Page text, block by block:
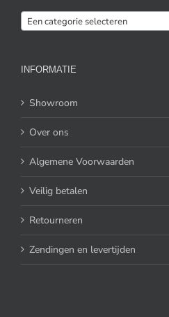
Een categorie selecteren
INFORMATIE
Showroom
Over ons
Algemene Voorwaarden
Veilig betalen
Retourneren
Zendingen en levertijden